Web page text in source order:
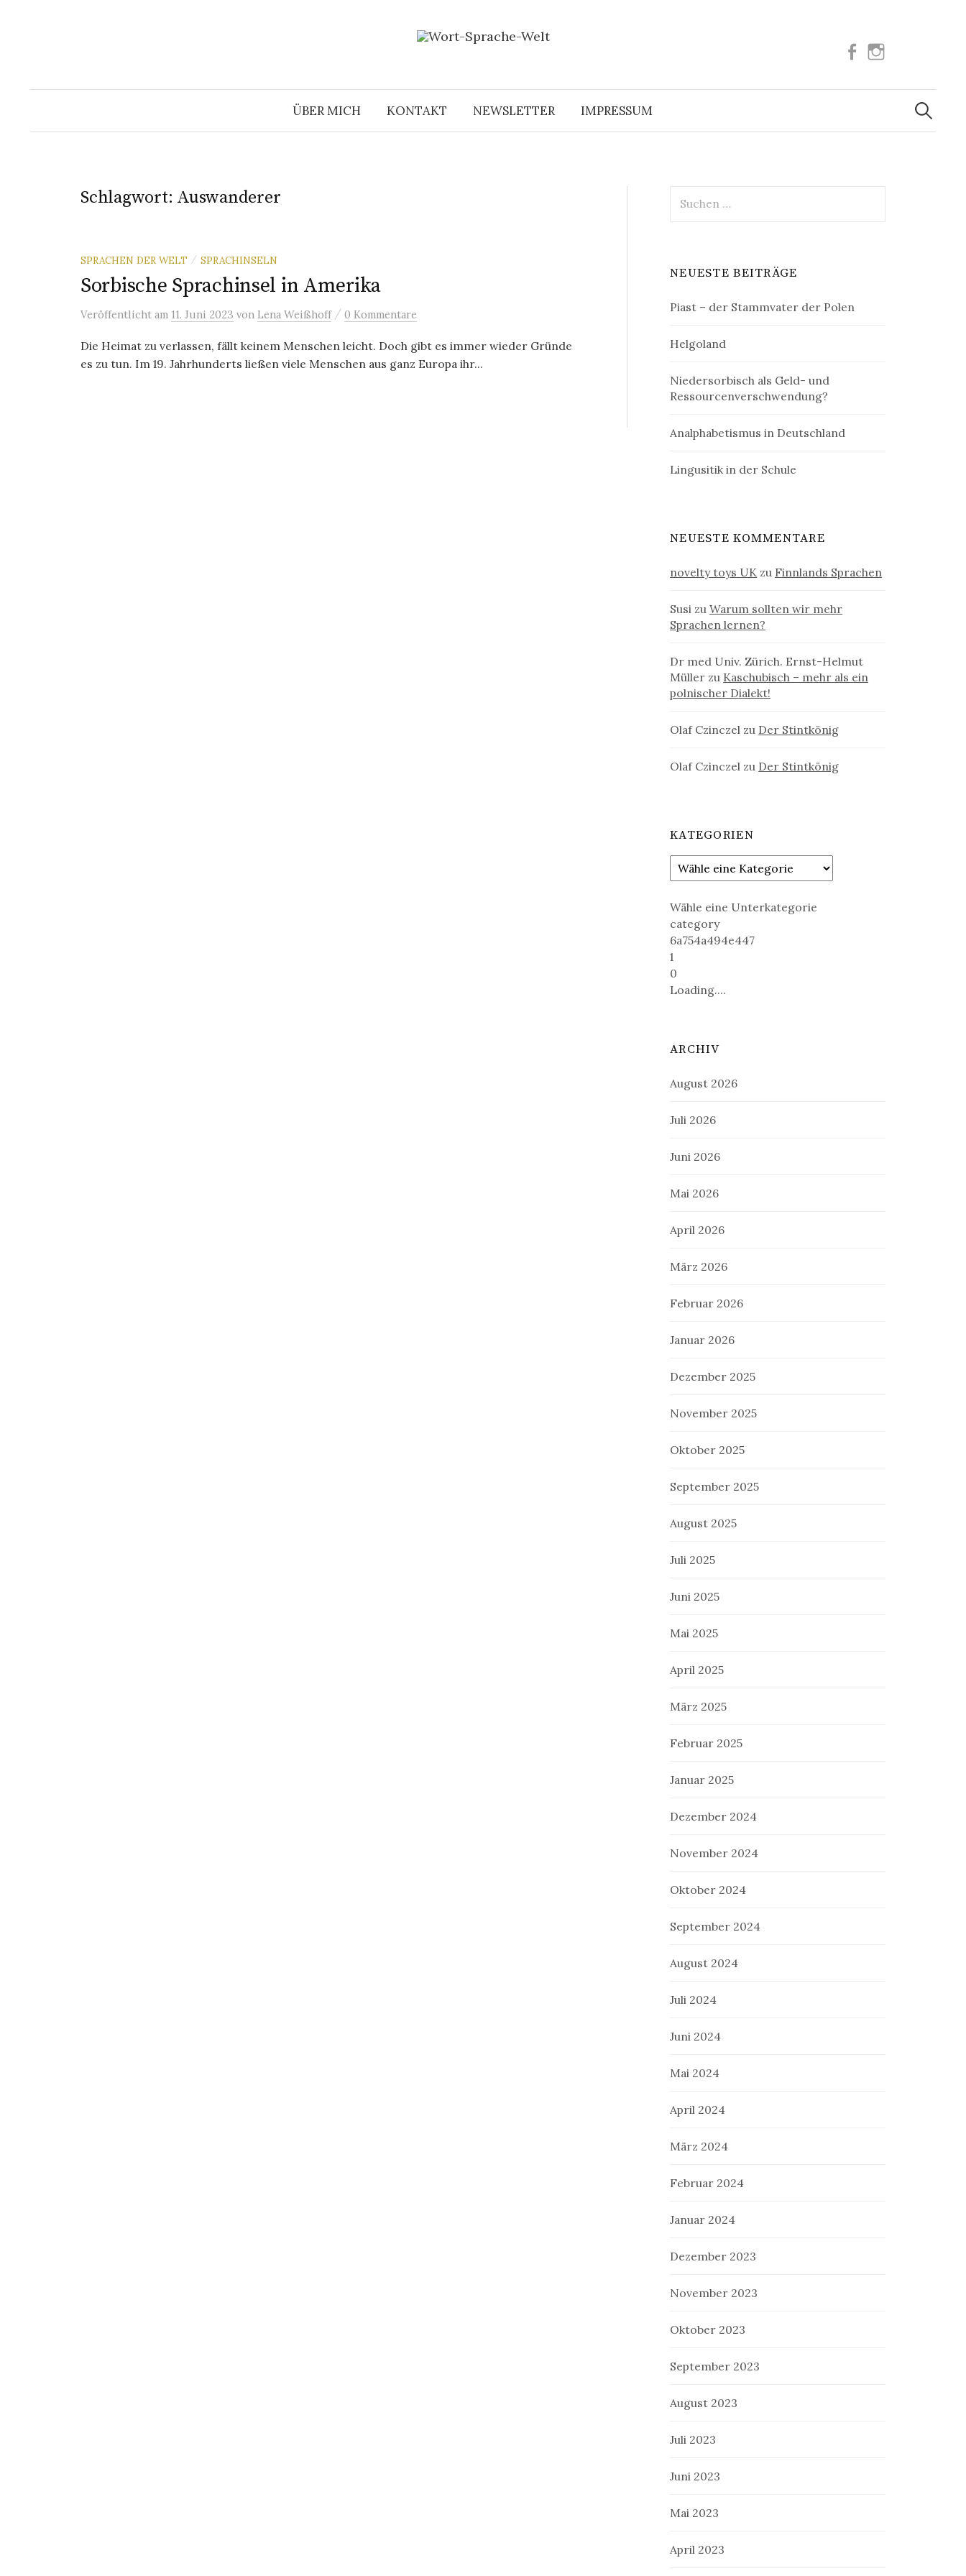
Facebook
ÜBER MICH KONTAKT NEWSLETTER IMPRESSUM
Suchen
nach:
Schlagwort: Auswanderer
SPRACHEN DER WELT / SPRACHINSELN
Sorbische Sprachinsel in Amerika
Veröffentlicht am 11. Juni 2023 von Lena Weißhoff / 0 Kommentare
Die Heimat zu verlassen, fällt keinem Menschen leicht. Doch gibt es immer wieder Gründe
es zu tun. Im 19. Jahrhunderts ließen viele Menschen aus ganz Europa ihr...
nach:
NEUESTE BEITRÄGE
Piast – der Stammvater der Polen
Helgoland
Niedersorbisch als Geld- und
Ressourcenverschwendung?
Analphabetismus in Deutschland
Lingusitik in der Schule
NEUESTE KOMMENTARE
novelty toys UK zu Finnlands Sprachen
Susi zuWarum sollten wir mehr
Sprachen lernen?
Dr med Univ. Zürich. Ernst-Helmut
Müller zu Kaschubisch – mehr als ein
polnischer Dialekt!
Olaf Czinczel zu Der Stintkönig
Olaf Czinczel zu Der Stintkönig
KATEGORIEN
Wähle eine Unterkategorie
category
6a754a494e447
1
0
Loading....
ARCHIV
August 2026
Juli 2026
Juni 2026
Mai 2026
April 2026
März 2026
Februar 2026
Januar 2026
Dezember 2025
November 2025
Oktober 2025
September 2025
August 2025
Juli 2025
Juni 2025
Mai 2025
April 2025
März 2025
Februar 2025
Januar 2025
Dezember 2024
November 2024
Oktober 2024
September 2024
August 2024
Juli 2024
Juni 2024
Mai 2024
April 2024
März 2024
Februar 2024
Januar 2024
Dezember 2023
November 2023
Oktober 2023
September 2023
August 2023
Juli 2023
Juni 2023
Mai 2023
April 2023